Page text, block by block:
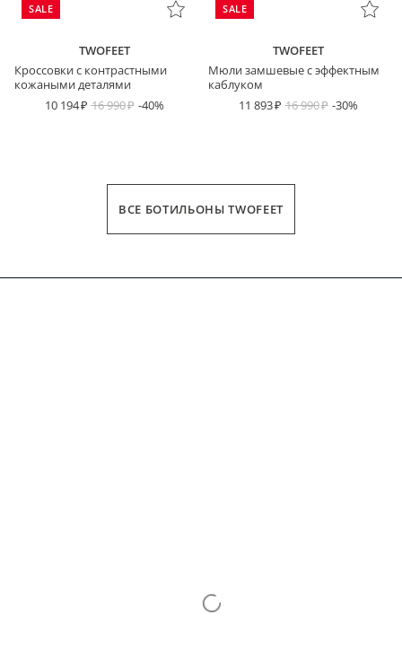
SALE
TWOFEET
Кроссовки с контрастными
кожаными деталями
10 194
16 990 -40%
SALE
TWOFEET
Мюли замшевые с эффектным
каблуком
11 893
16 990 -30%
ВСЕ БОТИЛЬОНЫ TWOFEET